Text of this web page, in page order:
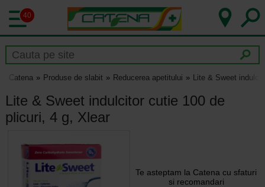
40
Catena Produse de slabit Reducerea apetitului Lite & Sweet
Lite & Sweet indulcitor cutie 100 de
plicuri, 4 g, Xlear
Te asteptam la Catena cu sfaturi
si recomandari